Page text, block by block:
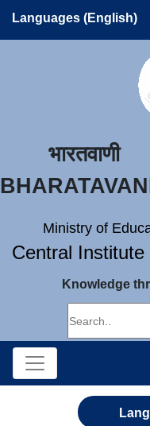
Languages (English)
भारतवाणी
Ministry of
Central
Knowledge